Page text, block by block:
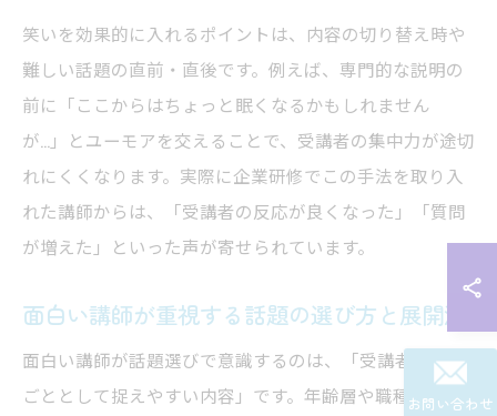
笑いを効果的に入れるポイントは、内容の切り替え時や
難しい話題の直前・直後です。例えば、専門的な説明の
前に「ここからはちょっと眠くなるかもしれません
が…」とユーモアを交えることで、受講者の集中力が途切
れにくくなります。実際に企業研修でこの手法を取り入
れた講師からは、「受講者の反応が良くなった」「質問
が増えた」といった声が寄せられています。
面白い講師が重視する話題の選び方と展開法
面白い講師が話題選びで意識するのは、「受講者が自分
ごととして捉えやすい内容」です。年齢層や職種、会場
お問い合わせ